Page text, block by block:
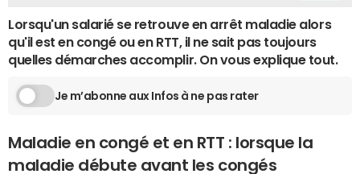
Lorsqu'un salarié se retrouve en arrêt maladie alors
qu'il est en congé ou en RTT, il ne sait pas toujours
quelles démarches accomplir. On vous explique tout.
Je m’abonne aux Infos à ne pas rater
Maladie en congé et en RTT : lorsque la
maladie débute avant les congés